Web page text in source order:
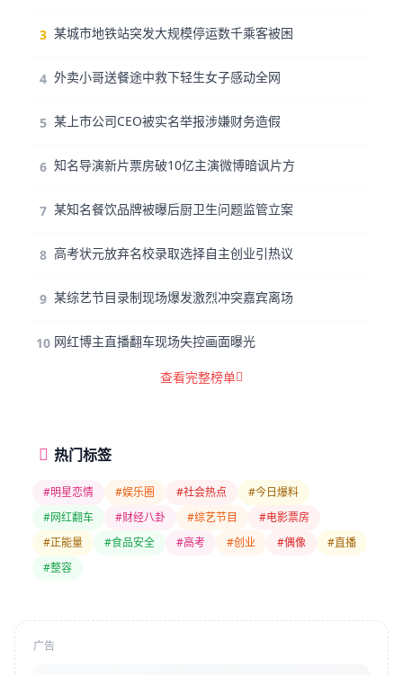
3 某城市地铁站突发大规模停运数千乘客被困
4 外卖小哥送餐途中救下轻生女子感动全网
5 某上市公司CEO被实名举报涉嫌财务造假
6 知名导演新片票房破10亿主演微博暗讽片方
7 某知名餐饮品牌被曝后厨卫生问题监管立案
8 高考状元放弃名校录取选择自主创业引热议
9 某综艺节目录制现场爆发激烈冲突嘉宾离场
10 网红博主直播翻车现场失控画面曝光
查看完整榜单
热门标签
#明星恋情 #娱乐圈 #社会热点
#今日爆料
#网红翻车
#财经八卦 #综艺节目
#电影票房
#正能量
#食品安全 #高考 #创业 #偶像
#直播
#整容
广告